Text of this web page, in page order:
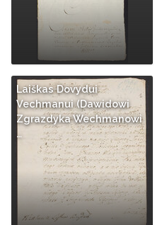
Laiškas Dovydui
Vechmanui (Dawidowi
Zgrazdyka Wechmanowi
…